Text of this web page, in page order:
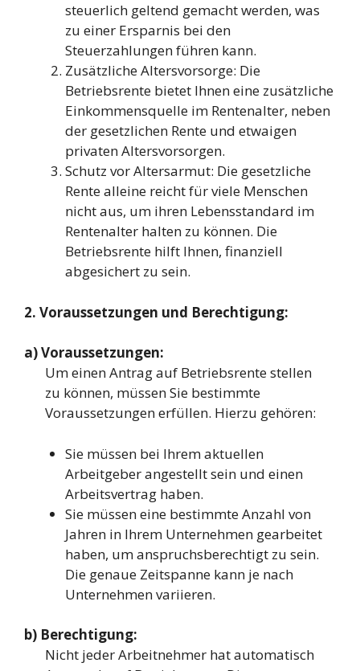
steuerlich geltend gemacht werden, was
zu einer Ersparnis bei den
Steuerzahlungen führen kann.
Zusätzliche Altersvorsorge: Die
Betriebsrente bietet Ihnen eine zusätzliche
Einkommensquelle im Rentenalter, neben
der gesetzlichen Rente und etwaigen
privaten Altersvorsorgen.
Schutz vor Altersarmut: Die gesetzliche
Rente alleine reicht für viele Menschen
nicht aus, um ihren Lebensstandard im
Rentenalter halten zu können. Die
Betriebsrente hilft Ihnen, finanziell
abgesichert zu sein.
2. Voraussetzungen und Berechtigung:
a) Voraussetzungen:
Um einen Antrag auf Betriebsrente stellen
zu können, müssen Sie bestimmte
Voraussetzungen erfüllen. Hierzu gehören:
Sie müssen bei Ihrem aktuellen
Arbeitgeber angestellt sein und einen
Arbeitsvertrag haben.
Sie müssen eine bestimmte Anzahl von
Jahren in Ihrem Unternehmen gearbeitet
haben, um anspruchsberechtigt zu sein.
Die genaue Zeitspanne kann je nach
Unternehmen variieren.
b) Berechtigung:
Nicht jeder Arbeitnehmer hat automatisch